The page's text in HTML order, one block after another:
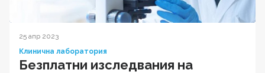
25 апр 2023
Клинична лаборатория
Безплатни изследвания на